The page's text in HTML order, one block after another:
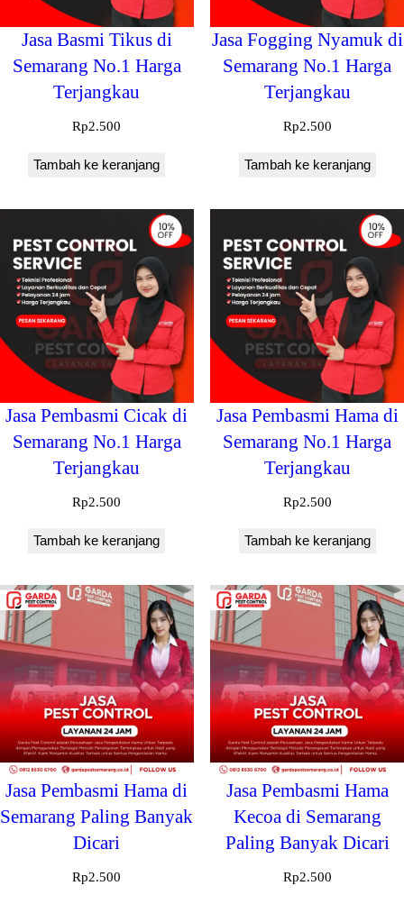
Jasa Basmi Tikus di
Semarang No.1 Harga
Terjangkau
Rp2.500
Tambah ke keranjang
Jasa Fogging Nyamuk di
Semarang No.1 Harga
Terjangkau
Rp2.500
Tambah ke keranjang
Jasa Pembasmi Cicak di
Semarang No.1 Harga
Terjangkau
Rp2.500
Tambah ke keranjang
Jasa Pembasmi Hama di
Semarang No.1 Harga
Terjangkau
Rp2.500
Tambah ke keranjang
Jasa Pembasmi Hama di
Semarang Paling Banyak
Dicari
Rp2.500
Jasa Pembasmi Hama
Kecoa di Semarang
Paling Banyak Dicari
Rp2.500